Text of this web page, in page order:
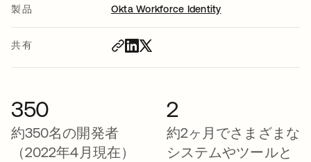
製品 Okta Workforce Identity
共有
350
約350名の開発者
（2022年4月現在）
2
約2ヶ月でさまざまな
システムやツールと